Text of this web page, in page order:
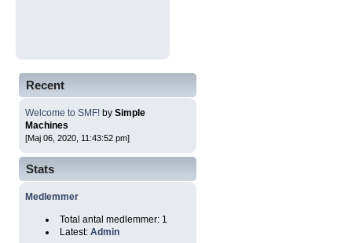
Recent
Welcome to SMF! by Simple
Machines
[Maj 06, 2020, 11:43:52 pm]
Stats
Medlemmer
Total antal medlemmer: 1
Latest: Admin